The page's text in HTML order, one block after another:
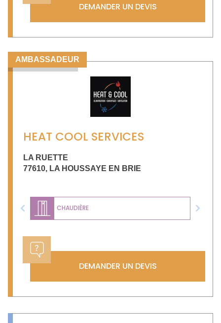
DEMANDER UN DEVIS
AMBASSADEUR
HEAT COOL SERVICES
LA RUETTE
77610, LA HOUSSAYE EN BRIE
CHAUDIÈRE
Previous Next
DEMANDER UN DEVIS